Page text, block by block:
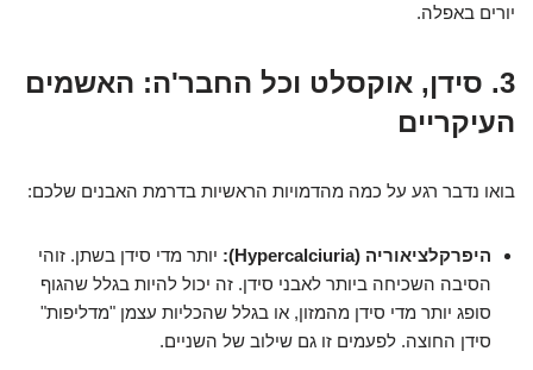
יורים באפלה.
3. סידן, אוקסלט וכל החבר'ה: האשמים
העיקריים
בואו נדבר רגע על כמה מהדמויות הראשיות בדרמת האבנים שלכם:
היפרקלציאוריה (Hypercalciuria):
יותר מדי סידן בשתן. זוהי
הסיבה השכיחה ביותר לאבני סידן. זה יכול להיות בגלל שהגוף
סופג יותר מדי סידן מהמזון, או בגלל שהכליות עצמן "מדליפות"
סידן החוצה. לפעמים זו גם שילוב של השניים.